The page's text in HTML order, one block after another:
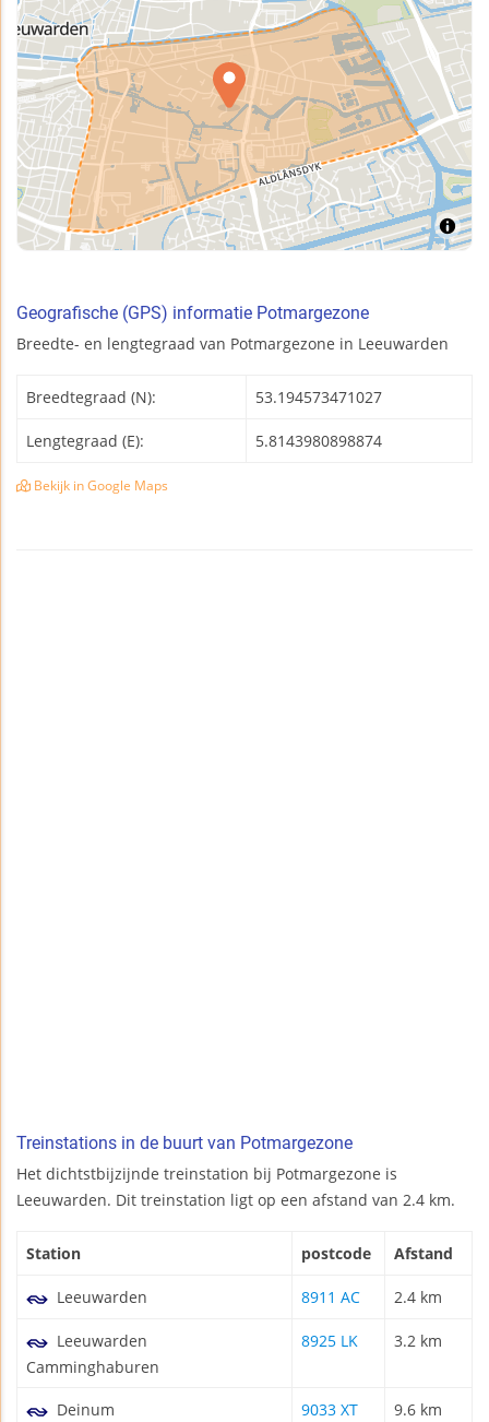
Geografische (GPS) informatie Potmargezone
Breedte- en lengtegraad van Potmargezone in Leeuwarden
Breedtegraad (N): 53.194573471027
Lengtegraad (E): 5.8143980898874
Bekijk in Google Maps
Treinstations in de buurt van Potmargezone
Het dichtstbijzijnde treinstation bij Potmargezone is
Leeuwarden. Dit treinstation ligt op een afstand van 2.4 km.
Station postcode Afstand
Leeuwarden 8911 AC 2.4 km
Leeuwarden
Camminghaburen
8925 LK 3.2 km
Deinum 9033 XT 9.6 km